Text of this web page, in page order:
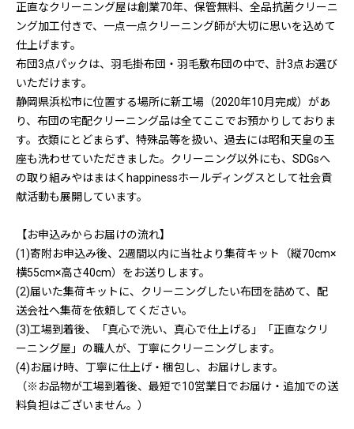
正直なクリーニング屋は創業70年、保管無料、全品抗菌クリーニ
ング加工付きで、一点一点クリーニング師が大切に思いを込めて
仕上げます。
布団3点パックは、羽毛掛布団・羽毛敷布団の中で、計3点お選び
いただけます。
静岡県浜松市に位置する場所に新工場（2020年10月完成）があ
り、布団の宅配クリーニング品は全てここでお預かりしておりま
す。衣類にとどまらず、特殊品等を扱い、過去には昭和天皇の玉
座も洗わせていただきました。クリーニング以外にも、SDGsへ
の取り組みやはまはくhappinessホールディングスとして社会貢
献活動も展開しています。
【お申込みからお届けの流れ】
(1)寄附お申込み後、2週間以内に当社より集荷キット（縦70cm×
横55cm×高さ40cm）をお送りします。
(2)届いた集荷キットに、クリーニングしたい布団を詰めて、配
送会社へ集荷を依頼してください。
(3)工場到着後、「真心で洗い、真心で仕上げる」「正直なクリ
ーニング屋」の職人が、丁寧にクリーニングします。
(4)お届け時、丁寧に仕上げ・梱包し、お届けします。
（※お品物が工場到着後、最短で10営業日でお届け・追加での送
料負担はございません。）